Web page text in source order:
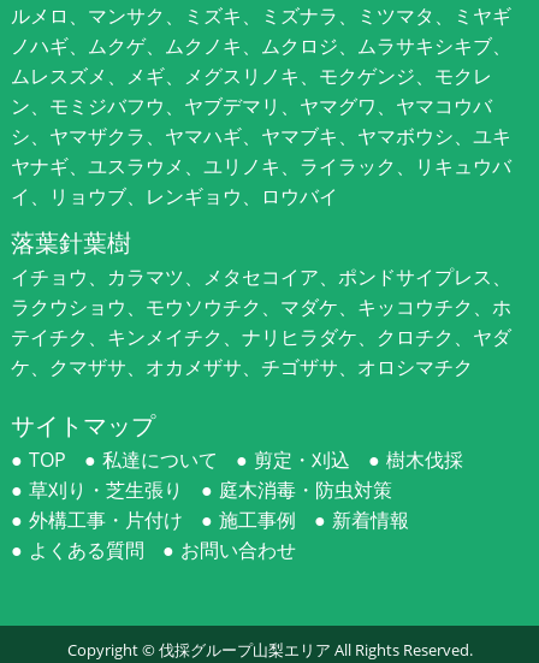
ルメロ、マンサク、ミズキ、ミズナラ、ミツマタ、ミヤギ
ノハギ、ムクゲ、ムクノキ、ムクロジ、ムラサキシキブ、
ムレスズメ、メギ、メグスリノキ、モクゲンジ、モクレ
ン、モミジバフウ、ヤブデマリ、ヤマグワ、ヤマコウバ
シ、ヤマザクラ、ヤマハギ、ヤマブキ、ヤマボウシ、ユキ
ヤナギ、ユスラウメ、ユリノキ、ライラック、リキュウバ
イ、リョウブ、レンギョウ、ロウバイ
落葉針葉樹
イチョウ、カラマツ、メタセコイア、ポンドサイプレス、
ラクウショウ、モウソウチク、マダケ、キッコウチク、ホ
テイチク、キンメイチク、ナリヒラダケ、クロチク、ヤダ
ケ、クマザサ、オカメザサ、チゴザサ、オロシマチク
サイトマップ
TOP 私達について 剪定・刈込
樹木伐採
草刈り・芝生張り
庭木消毒・防虫対策
外構工事・片付け
施工事例
新着情報
よくある質問
お問い合わせ
Copyright ©伐採グループ山梨エリア All Rights Reserved.